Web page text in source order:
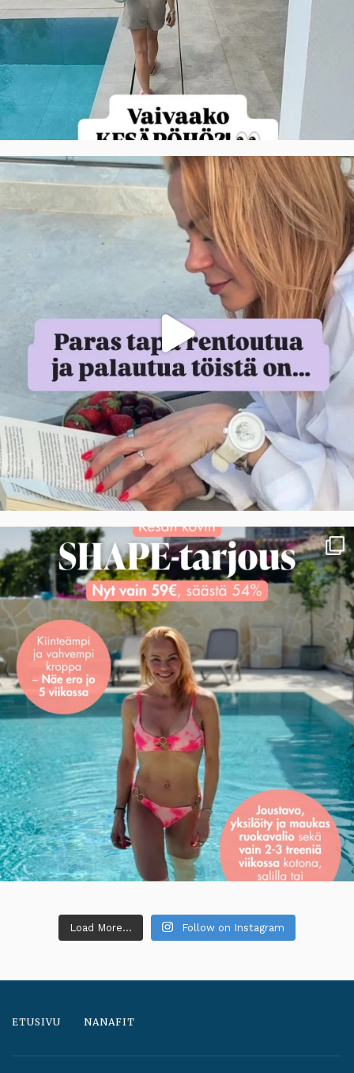
Load More... Follow on Instagram
ETUSIVU NANAFIT